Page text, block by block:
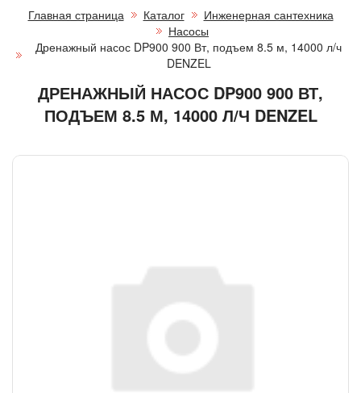
Главная страница Каталог
Инженерная сантехника
Насосы
Дренажный насос DP900 900 Вт, подъем 8.5 м, 14000 л/ч
DENZEL
ДРЕНАЖНЫЙ НАСОС DP900 900 ВТ,
ПОДЪЕМ 8.5 М, 14000 Л/Ч DENZEL